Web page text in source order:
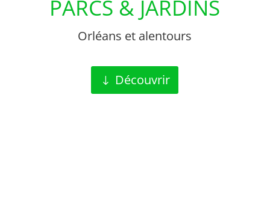
PARCS & JARDINS
Orléans et alentours
Découvrir